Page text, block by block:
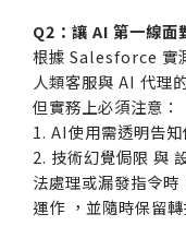
Q2：讓 AI 第一線面
根據 Salesforce 實
人類客服與 AI 代理
但實務上必須注意：
1. AI使用需透明告
2. 技術幻覺侷限 與
法處理或漏發指令
運作 ，並隨時保留